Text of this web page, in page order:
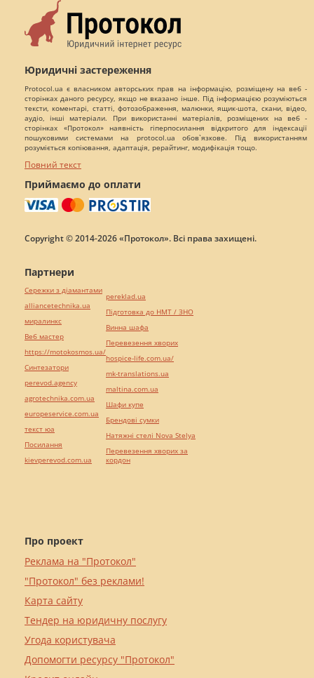
Юридичні застереження
Protocol.ua є власником авторських прав на інформацію, розміщену на веб -
сторінках даного ресурсу, якщо не вказано інше. Під інформацією розуміються
тексти, коментарі, статті, фотозображення, малюнки, ящик-шота, скани, відео,
аудіо, інші матеріали. При використанні матеріалів, розміщених на веб -
сторінках «Протокол» наявність гіперпосилання відкритого для індексації
пошуковими системами на protocol.ua обов`язкове. Під використанням
розуміється копіювання, адаптація, рерайтинг, модифікація тощо.
Повний текст
Приймаємо до оплати
Copyright © 2014-2026 «Протокол». Всі права захищені.
Про проект
Реклама на "Протокол"
"Протокол" без реклами!
Карта сайту
Тендер на юридичну послугу
Угода користувача
Допомогти ресурсу "Протокол"
Партнери
Сережки з діамантами
alliancetechnika.ua
миралинкс
Веб мастер
https://motokosmos.ua/
Синтезатори
perevod.agency
agrotechnika.com.ua
europeservice.com.ua
текст юа
Посилання
kievperevod.com.ua
pereklad.ua
Підготовка до НМТ / ЗНО
Винна шафа
Перевезення хворих
hospice-life.com.ua/
mk-translations.ua
maltina.com.ua
Шафи купе
Брендові сумки
Натяжні стелі Nova Stelya
Перевезення хворих за
кордон